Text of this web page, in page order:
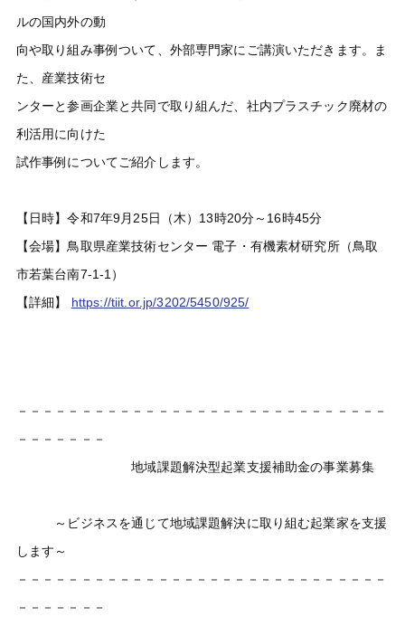
ルの国内外の動
向や取り組み事例ついて、外部専門家にご講演いただきます。ま
た、産業技術セ
ンターと参画企業と共同で取り組んだ、社内プラスチック廃材の
利活用に向けた
試作事例についてご紹介します。
【日時】令和7年9月25日（木）13時20分～16時45分
【会場】鳥取県産業技術センター 電子・有機素材研究所（鳥取
市若葉台南7-1-1）
【詳細】 https://tiit.or.jp/3202/5450/925/
－－－－－－－－－－－－－－－－－－－－－－－－－－－－－
－－－－－－－
地域課題解決型起業支援補助金の事業募集
～ビジネスを通じて地域課題解決に取り組む起業家を支援
します～
－－－－－－－－－－－－－－－－－－－－－－－－－－－－－
－－－－－－－